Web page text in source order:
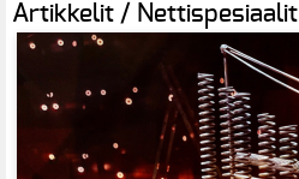
Artikkelit / Nettispesiaalit